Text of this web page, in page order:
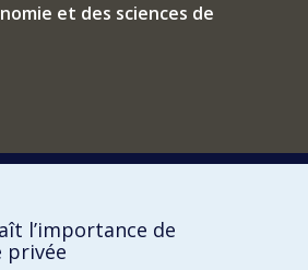
et des sciences de
l’importance de
privée